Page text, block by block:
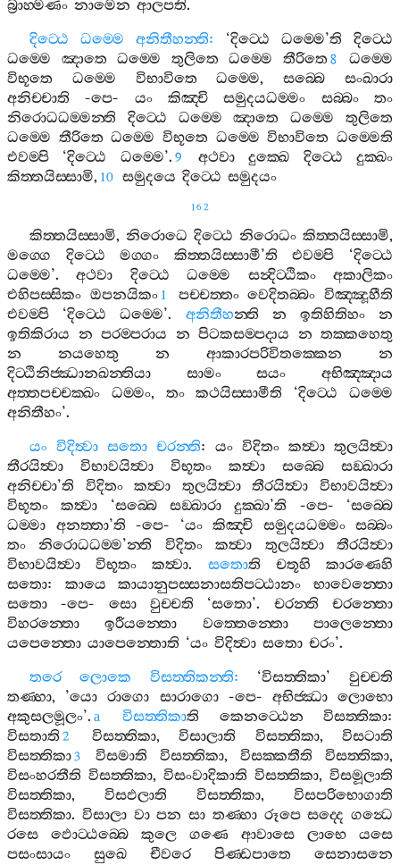
බ්‍රාහ‍්මණං නාමෙන ආලපති.
දිට‍්ඨෙ
ධම‍්මෙ අනිතීහන‍්ති: ‘දිට‍්ඨෙ ධම‍්මෙ’ති
දිට‍්ඨෙ
ධම‍්මෙ
ඤාතෙ ධම‍්මෙ තුලිතෙ ධම‍්මෙ තීරිතෙ 8
ධම‍්මෙ
විභූතෙ
ධම‍්මෙ විභාවිතෙ ධම‍්මෙ,සබ‍්බෙ
සංඛාරා
අනිච‍්චාති -පෙ- යං කිඤ‍්චි සමුදයධම‍්මං සබ‍්බං
තං
නිරොධධම‍්මන‍්ති
දිට‍්ඨෙ ධම‍්මෙ ඤාතෙ ධම‍්මෙ
තුලිතෙ
ධම‍්මෙ තීරිතෙ ධම‍්මෙ විභූතෙ ධම‍්මෙ විභාවිතෙ ධම‍්මෙති
එවම‍්පි ‘දිට‍්ඨෙ ධම‍්මෙ’. 9 අථවා දුක‍්ඛෙ දිට‍්ඨෙ
දුක‍්ඛං
කිත‍්තයිස‍්සාමි, 10 සමුදයෙ දිට‍්ඨෙ සමුදයං
162
කිත‍්තයිස‍්සාමි, නිරොධෙ දිට‍්ඨෙ නිරොධං කිත‍්තයිස‍්සාමි,
මග‍්ගෙ
දිට‍්ඨෙ මග‍්ගං කිත‍්තයිස‍්සාමී’ති එවම‍්පි ‘දිට‍්ඨෙ
ධම‍්මෙ’.අථවා දිට‍්ඨෙ ධම‍්මෙ සන්‍දිට‍්ඨිකං
අකාලිකං
එහිපස‍්සිකං ඔපනයිකං 1 පච‍්චත‍්තං වෙදිතබ‍්බං විඤ‍්ඤූහීති
එවම‍්පි ‘දිට‍්ඨෙ ධම‍්මෙ’. අනිතීහන‍්ති න ඉතිහිතිහං
න
ඉතිකිරාය න පරම‍්පරාය න පිටකසම‍්පදාය න තක‍්කහෙතු
න
නයහෙතු න ආකාරපරිවිතක‍්කෙන
න
දිට‍්ඨිනිජ‍්ඣානඛන‍්තියා
සාමං සයං
අභිඤ‍්ඤාය
අත‍්තපච‍්චක‍්ඛං
ධම‍්මං, තං කථයිස‍්සාමීති ‘දිට‍්ඨෙ
ධම‍්මෙ
අනිතීහං’.
යං විදිත්‍වා සතො චරන‍්ති: යං විදිතං කත්‍වා තුලයිත්‍වා
තීරයිත්‍වා
විභාවයිත්‍වා විභූතං කත්‍වා සබ‍්බෙ
සඞ‍්ඛාරා
අනිච‍්චා’ති විදිතං කත්‍වා තුලයිත්‍වා තීරයිත්‍වා
විභාවයිත්‍වා
විභූතං
කත්‍වා ‘සබ‍්බෙ සඞ‍්ඛාරා දුක‍්ඛා’ති -පෙ- ‘සබ‍්බෙ
ධම‍්මා
අනත‍්තා’ති -පෙ- ‘යං කිඤ‍්චි සමුදයධම‍්මං
සබ‍්බං
තං
නිරොධධම‍්ම’න‍්ති විදිතං කත්‍වා තුලයිත්‍වා
තීරයිත්‍වා
විභාවයිත්‍වා
විභූතං කත්‍වා. සතොති චතූහි
කාරණෙහි
සතො: කායෙ කායානුපස‍්සනාසතිපට‍්ඨානං
භාවෙන‍්තො
සතො -පෙ- සො වුච‍්චති ‘සතො’. චරන‍්ති
චරන‍්තො
විහරන‍්තො
ඉරීයන‍්තො වත‍්තෙන‍්තො
පාලෙන‍්තො
යපෙන‍්තො යාපෙන‍්තොති ‘යං විදිත්‍වා සතො චරං’.
තරෙ
ලොකෙ විසත‍්තිකන‍්ති: ‘විසත‍්තිකා’ වුච‍්චති
තණ‍්හා, ’යො රාගො සාරාගො-පෙ- අභිජ‍්ඣා ලොභො
අකුසලමූලං’. a විසත‍්තිකාති කෙනට‍්ඨෙන විසත‍්තිකා:
විසතාති 2 විසත‍්තිකා, විසාලාති විසත‍්තිකා, විසටාති
විසත‍්තිකා3 විසමාති විසත‍්තිකා, විසක‍්කතීති විසත‍්තිකා,
විසංහරතීති විසත‍්තිකා, විසංවාදිකාති විසත‍්තිකා, විසමූලාති
විසත‍්තිකා, විසඵලාති විසත‍්තිකා, විසපරිභොගාති
විසත‍්තිකා. විසාලා වා පන සා තණ‍්හා රූපෙ සද‍්දෙ ගන්‍ධෙ
රසෙ
ඵොට‍්ඨබ‍්බෙ කුලෙ ගණෙ ආවාසෙ ලාභෙ
යසෙ
පසංසායං
සුඛෙ චීවරෙ පිණ‍්ඩපාතෙ
සෙනාසනෙ